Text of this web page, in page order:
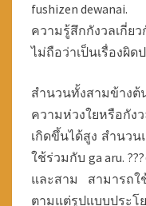
fushizen dewanai.
ความรู้สึกกังวลเกี่ย
ไม่ถือว่าเป็นเรื่องผิ
สำนวนทั้งสามข้างต้
ความห่วงใยหรือกัง
เกิดขึ้นได้สูง สำนว
ใช้ร่วมกับ ga aru.
และสาม สามารถใ
ตามแต่รูปแบบประโ